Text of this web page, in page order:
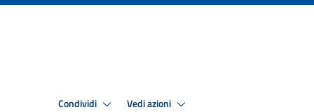
Condividi Vedi azioni